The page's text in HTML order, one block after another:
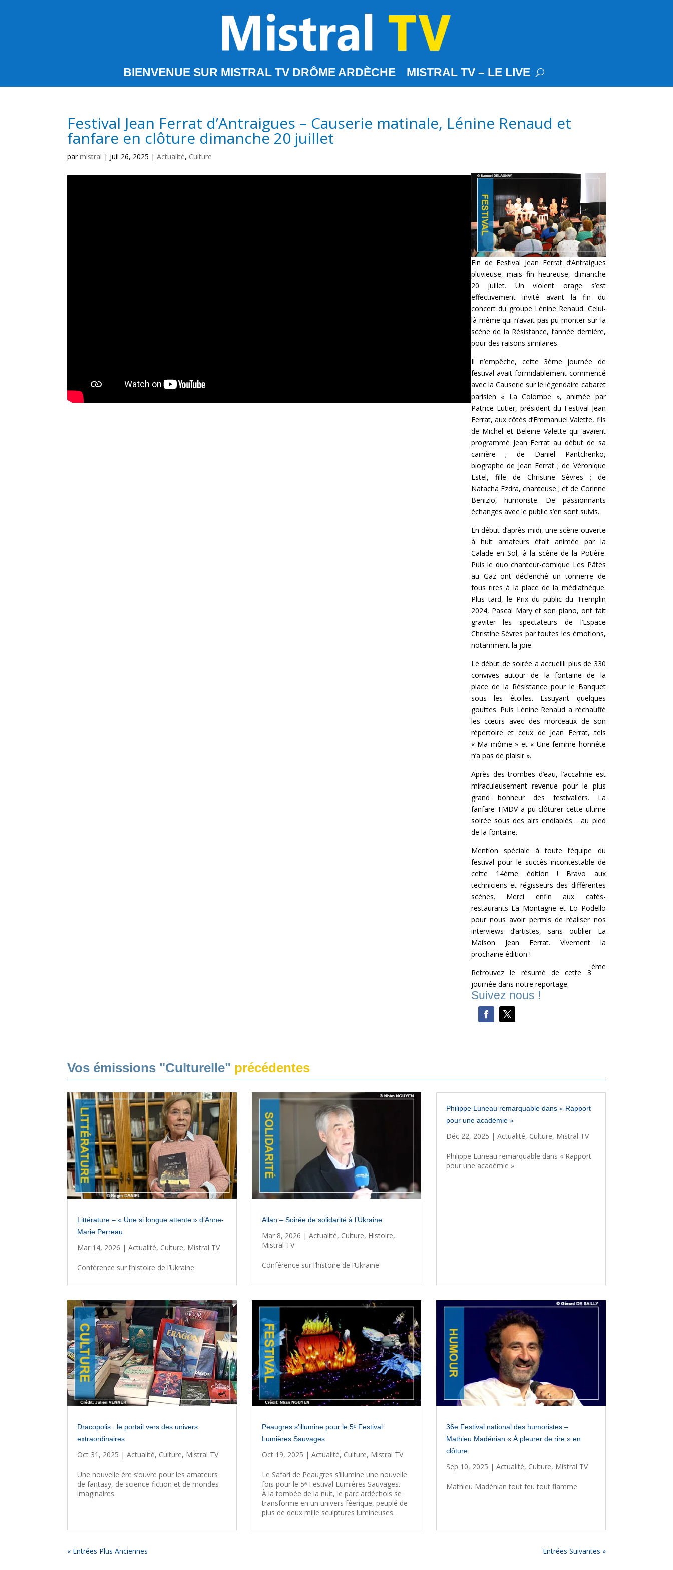
BIENVENUE SUR MISTRAL TV DRÔME ARDÈCHE MISTRAL TV – LE LIVE
Festival Jean Ferrat d’Antraigues – Causerie matinale, Lénine Renaud et
fanfare en clôture dimanche 20 juillet
parmistral | Juil 26, 2025 |Actualité, Culture
Fin de Festival Jean Ferrat d’Antraigues
pluvieuse, mais fin heureuse, dimanche
20 juillet. Un violent orage s’est
effectivement invité avant la fin du
concert du groupe Lénine Renaud. Celui-
là même qui n’avait pas pu monter sur la
scène de la Résistance, l’année dernière,
pour des raisons similaires.
Il n’empêche, cette 3ème journée de
festival avait formidablement commencé
avec la Causerie sur le légendaire cabaret
parisien « La Colombe », animée par
Patrice Lutier, président du Festival Jean
Ferrat, aux côtés d’Emmanuel Valette, fils
de Michel et Beleine Valette qui avaient
programmé Jean Ferrat au début de sa
carrière ; de Daniel Pantchenko,
biographe de Jean Ferrat ; de Véronique
Estel, fille de Christine Sèvres ; de
Natacha Ezdra, chanteuse ; et de Corinne
Benizio, humoriste. De passionnants
échanges avec le public s’en sont suivis.
En début d’après-midi, une scène ouverte
à huit amateurs était animée par la
Calade en Sol, à la scène de la Potière.
Puis le duo chanteur-comique Les Pâtes
au Gaz ont déclenché un tonnerre de
fous rires à la place de la médiathèque.
Plus tard, le Prix du public du Tremplin
2024, Pascal Mary et son piano, ont fait
graviter les spectateurs de l’Espace
Christine Sèvres par toutes les émotions,
notamment la joie.
Le début de soirée a accueilli plus de 330
convives autour de la fontaine de la
place de la Résistance pour le Banquet
sous les étoiles. Essuyant quelques
gouttes. Puis Lénine Renaud a réchauffé
les cœurs avec des morceaux de son
répertoire et ceux de Jean Ferrat, tels
« Ma môme » et « Une femme honnête
n’a pas de plaisir ».
Après des trombes d’eau, l’accalmie est
miraculeusement revenue pour le plus
grand bonheur des festivaliers. La
fanfare TMDV a pu clôturer cette ultime
soirée sous des airs endiablés… au pied
de la fontaine.
Mention spéciale à toute l’équipe du
festival pour le succès incontestable de
cette 14ème édition ! Bravo aux
techniciens et régisseurs des différentes
scènes. Merci enfin aux cafés-
restaurants La Montagne et Lo Podello
pour nous avoir permis de réaliser nos
interviews d’artistes, sans oublier La
Maison Jean Ferrat. Vivement la
prochaine édition !
Retrouvez le résumé de cette 3
ème
journée dans notre reportage.
Suivez nous !
Vos émissions "Culturelle" précédentes
Littérature – « Une si longue attente » d’Anne-
Marie Perreau
Mar 14, 2026 |Actualité, Culture, Mistral TV
Conférence sur l’histoire de l’Ukraine
Allan – Soirée de solidarité à l’Ukraine
Mar 8, 2026 | Actualité, Culture, Histoire,
Mistral TV
Conférence sur l’histoire de l’Ukraine
Philippe Luneau remarquable dans « Rapport
pour une académie »
Déc 22, 2025 |Actualité, Culture, Mistral TV
Philippe Luneau remarquable dans « Rapport
pour une académie »
Dracopolis : le portail vers des univers
extraordinaires
Oct 31, 2025 |Actualité, Culture, Mistral TV
Une nouvelle ère s’ouvre pour les amateurs
de fantasy, de science-fiction et de mondes
imaginaires.
Peaugres s’illumine pour le 5ᵉ Festival
Lumières Sauvages
Oct 19, 2025 | Actualité, Culture, Mistral TV
Le Safari de Peaugres s’illumine une nouvelle
fois pour le 5ᵉ Festival Lumières Sauvages.
À la tombée de la nuit, le parc ardéchois se
transforme en un univers féerique, peuplé de
plus de deux mille sculptures lumineuses.
36e Festival national des humoristes –
Mathieu Madénian « À pleurer de rire » en
clôture
Sep 10, 2025 |Actualité, Culture, Mistral TV
Mathieu Madénian tout feu tout flamme
« Entrées Plus Anciennes Entrées Suivantes »